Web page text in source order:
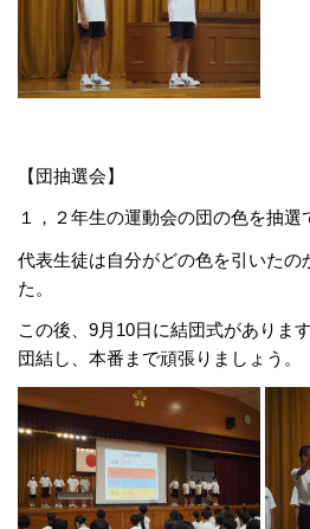
【団抽選会】
１，２年生の運動会の団の色を抽選
代表生徒は自分がどの色を引いたの
た。
この後、9月10日に結団式がありま
団結し、本番まで頑張りましょう。